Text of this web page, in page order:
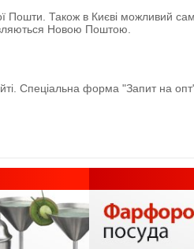
Пошти. Також в Києві можливий
Новою Поштою.
форма "Запит на опт"